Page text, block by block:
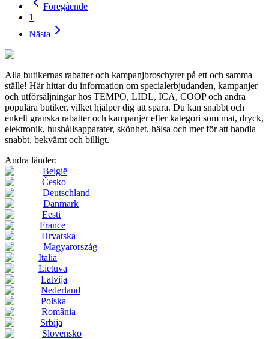
Föregående
1
Nästa
Alla butikernas rabatter och kampanjbroschyrer på ett och samma
ställe! Här hittar du information om specialerbjudanden, kampanjer
och utförsäljningar hos TEMPO, LIDL, ICA, COOP och andra
populära butiker, vilket hjälper dig att spara. Du kan snabbt och
enkelt granska rabatter och kampanjer efter kategori som mat, dryck,
elektronik, hushållsapparater, skönhet, hälsa och mer för att handla
snabbt, bekvämt och billigt.
Andra länder:
België
Česko
Deutschland
Danmark
Eesti
France
Hrvatska
Magyarország
Italia
Lietuva
Latvija
Nederland
Polska
România
Srbija
Slovensko